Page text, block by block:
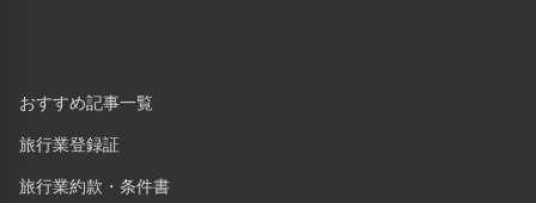
おすすめ記事一覧
旅行業登録証
旅行業約款・条件書